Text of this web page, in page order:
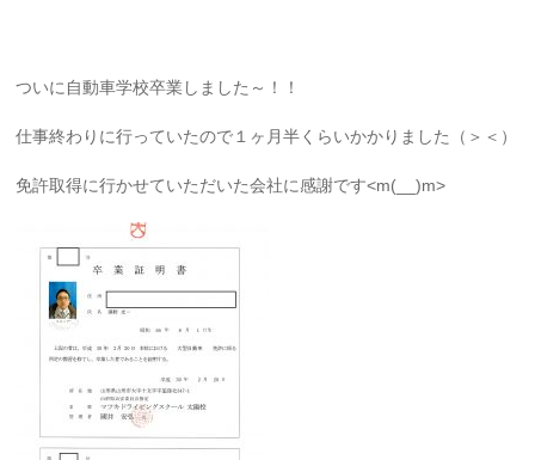
ついに自動車学校卒業しました～！！
仕事終わりに行っていたので１ヶ月半くらいかかりました（＞＜）
免許取得に行かせていただいた会社に感謝です<m(__)m>